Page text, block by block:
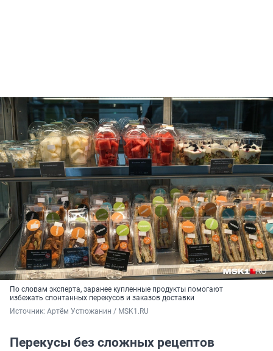
По словам эксперта, заранее купленные продукты помогают
избежать спонтанных перекусов и заказов доставки
Источник: Артём Устюжанин / MSK1.RU
Перекусы без сложных рецептов